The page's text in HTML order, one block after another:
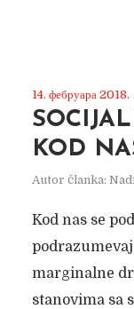
14. фебруара 2018.
KOD
Autor članka:
Kod nas se
marginalne
stanovima sa